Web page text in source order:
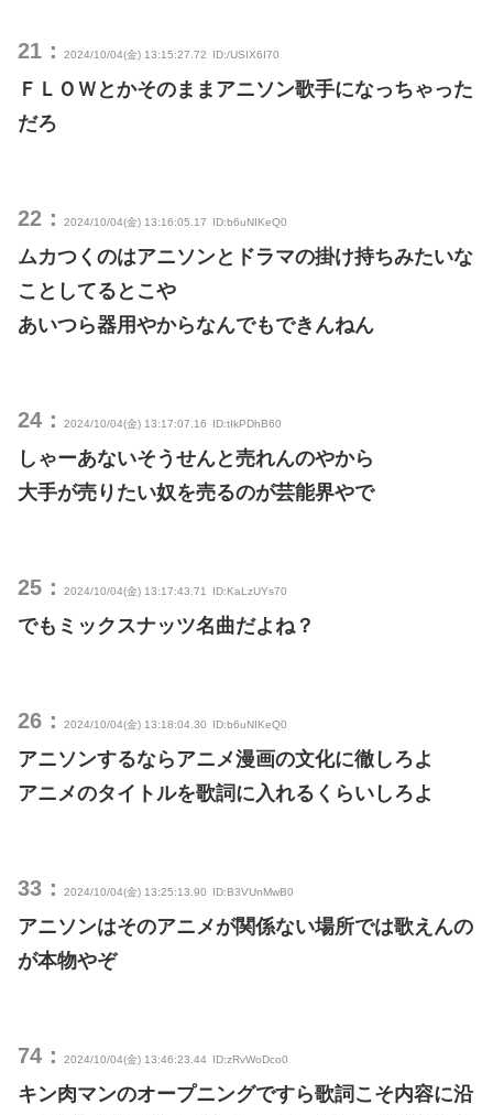
21： 2024/10/04(金) 13:15:27.72 ID:/USIX6I70
ＦＬＯＷとかそのままアニソン歌手になっちゃった
だろ
22： 2024/10/04(金) 13:16:05.17 ID:b6uNIKeQ0
ムカつくのはアニソンとドラマの掛け持ちみたいな
ことしてるとこや
あいつら器用やからなんでもできんねん
24： 2024/10/04(金) 13:17:07.16 ID:tIkPDhB60
しゃーあないそうせんと売れんのやから
大手が売りたい奴を売るのが芸能界やで
25： 2024/10/04(金) 13:17:43.71 ID:KaLzUYs70
でもミックスナッツ名曲だよね？
26： 2024/10/04(金) 13:18:04.30 ID:b6uNIKeQ0
アニソンするならアニメ漫画の文化に徹しろよ
アニメのタイトルを歌詞に入れるくらいしろよ
33： 2024/10/04(金) 13:25:13.90 ID:B3VUnMwB0
アニソンはそのアニメが関係ない場所では歌えんの
が本物やぞ
74： 2024/10/04(金) 13:46:23.44 ID:zRvWoDco0
キン肉マンのオープニングですら歌詞こそ内容に沿